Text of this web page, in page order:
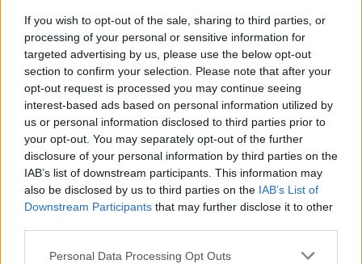
If you wish to opt-out of the sale, sharing to third parties, or
processing of your personal or sensitive information for
targeted advertising by us, please use the below opt-out
section to confirm your selection. Please note that after your
opt-out request is processed you may continue seeing
interest-based ads based on personal information utilized by
us or personal information disclosed to third parties prior to
your opt-out. You may separately opt-out of the further
disclosure of your personal information by third parties on the
IAB’s list of downstream participants. This information may
also be disclosed by us to third parties on the IAB’s List of
Downstream Participants that may further disclose it to other
Personal Data Processing Opt Outs
possono sicuramente essere trovate anche all’estero, se una
cosa di buono abbiamo oggi in Italia, vista la carenza di talenti
dal punto di vista tecnico, sono proprio gli allenatori. Lo
dimostrano gli ultimi successi di tecnici italiani all’estero, così
come la presenza di allenatori visionari in Premier League
come De Zerbi al Tottenham e Maresca molto probabilmente
al Manchester City. Questo per dire che la tradizione degli
allenatori italiani è una tradizione vincente, che da sempre ha
portato il nostro calcio a esportare qualità sulle panchine
all’estero. Perché quindi il Milan si ostina a cercare un
allenatore straniero? Un tecnico alla Fabregas, come filtrato
da Casa Milan nei giorni scorsi. Tuttavia, i due nomi su cui il
Milan si sta concentrando oggi, Glasner e Slot, hanno
caratteristiche che poco hanno a che vedere con